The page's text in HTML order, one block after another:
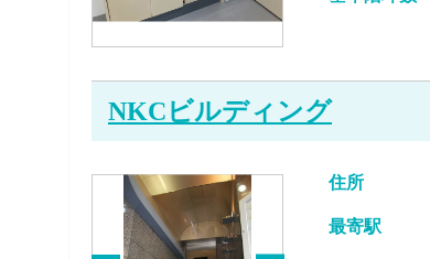
NKCビルディング
住所
最寄駅